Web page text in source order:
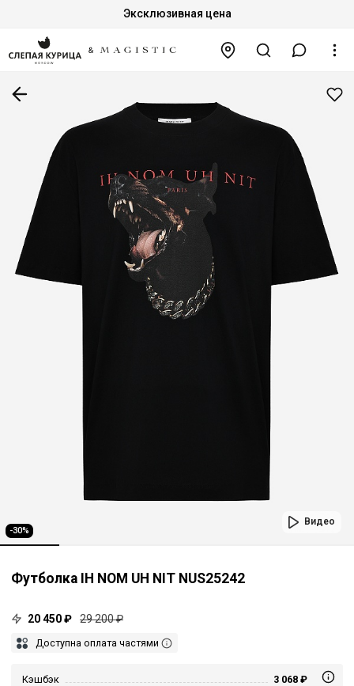
Эксклюзивная цена
-30%
Видео
Футболка IH NOM UH NIT NUS25242
20 450 ₽ 29 200 ₽
Доступна оплата частями
Кэшбэк
3 068 ₽